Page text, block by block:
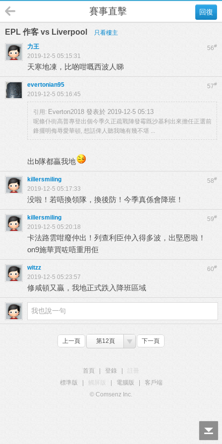
回復
賽事直擊
EPL 作客 vs Liverpool 只看樓主
56#
力王
2019-12-5 05:15:31
天寒地凍，比啲咁嘅西波人睇
57#
evertonian95
2019-12-5 05:16:45
引用: Everton2018 發表於 2019-12-5 05:13
呢條仆街高普專登出個今季久正疏戰陣發霉既沙基利出來擔任正選前
鋒擺明侮辱愛華頓, 想話俾人聽我哋有幾不堪 ...
出b隊都贏我地
58#
killersmiling
2019-12-5 05:17:33
没啦！若唔換領隊，換後防！今季真係會降班！
59#
killersmiling
2019-12-5 05:20:18
卡法路雲咁廢仲出！列查利臣仲入得多波，出堅恩啦！
on9施華買咗唔重用佢
60#
witzz
2019-12-5 05:23:57
修咸頓又贏，我地正式跌入降班區域
上一頁 第12頁 下一頁
首頁 登錄
標準版
觸屏版 電腦版
客戶端
© Comsenz Inc.